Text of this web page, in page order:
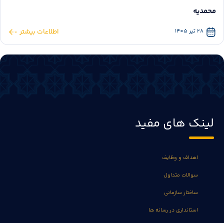
محمدیه
28 تیر 1405 اطلاعات بیشتر
لینک های مفید
اهداف و وظایف
سوالات متداول
ساختار سازمانی
استانداری در رسانه ها